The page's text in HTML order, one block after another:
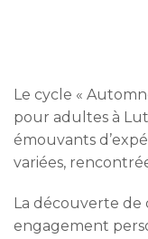
Le cycle «
pour adultes à
émouvants
variées,
La découverte
engagement